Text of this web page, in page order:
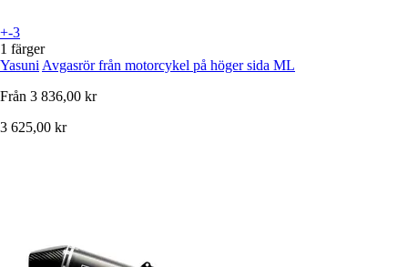
+-3
1 färger
Yasuni Avgasrör från motorcykel på höger sida ML
Från 3 836,00 kr
3 625,00 kr